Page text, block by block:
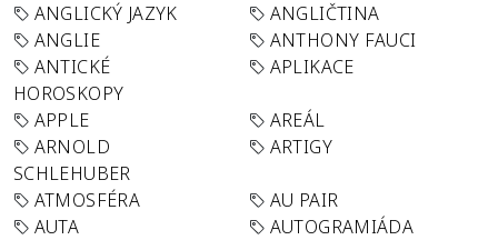
ANGLICKÝ JAZYK
ANGLIČTINA
ANGLIE
ANTHONY FAUCI
ANTICKÉ
HOROSKOPY
APLIKACE
APPLE
AREÁL
ARNOLD
SCHLEHUBER
ARTIGY
ATMOSFÉRA
AU PAIR
AUTA
AUTOGRAMIÁDA